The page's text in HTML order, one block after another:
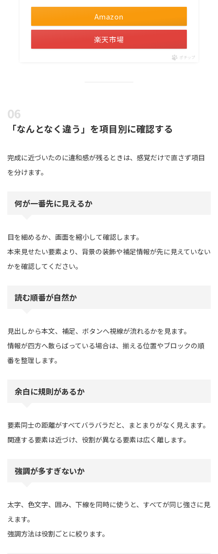
Amazon
楽天市場
ポチップ
「なんとなく違う」を項目別に確認する
完成に近づいたのに違和感が残るときは、感覚だけで直さず項目
を分けます。
何が一番先に見えるか
目を細めるか、画面を縮小して確認します。
本来見せたい要素より、背景の装飾や補足情報が先に見えていない
かを確認してください。
読む順番が自然か
見出しから本文、補足、ボタンへ視線が流れるかを見ます。
情報が四方へ散らばっている場合は、揃える位置やブロックの順
番を整理します。
余白に規則があるか
要素同士の距離がすべてバラバラだと、まとまりがなく見えます。
関連する要素は近づけ、役割が異なる要素は広く離します。
強調が多すぎないか
太字、色文字、囲み、下線を同時に使うと、すべてが同じ強さに見
えます。
強調方法は役割ごとに絞ります。